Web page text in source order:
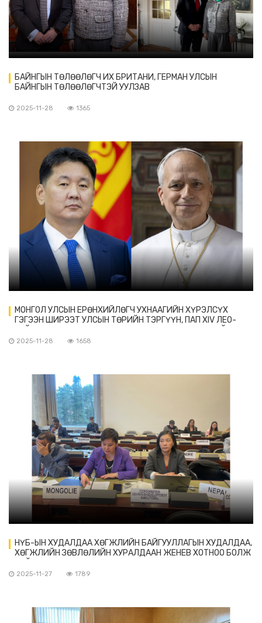
БАЙНГЫН ТӨЛӨӨЛӨГЧ ИХ БРИТАНИ, ГЕРМАН УЛСЫН
БАЙНГЫН ТӨЛӨӨЛӨГЧТЭЙ УУЛЗАВ
2025-11-28 1365
МОНГОЛ УЛСЫН ЕРӨНХИЙЛӨГЧ УХНААГИЙН ХҮРЭЛСҮХ
ГЭГЭЭН ШИРЭЭТ УЛСЫН ТӨРИЙН ТЭРГҮҮН, ПАП XIV ЛЕО-
ТУС УЛСАД ТӨРИЙН АЙЛЧЛАЛ ХИЙНЭ.
2025-11-28 1658
НҮБ-ЫН ХУДАЛДАА ХӨГЖЛИЙН БАЙГУУЛЛАГЫН ХУДАЛДАА,
ХӨГЖЛИЙН ЗӨВЛӨЛИЙН ХУРАЛДААН ЖЕНЕВ ХОТНОО БОЛЖ
2025-11-27 1789